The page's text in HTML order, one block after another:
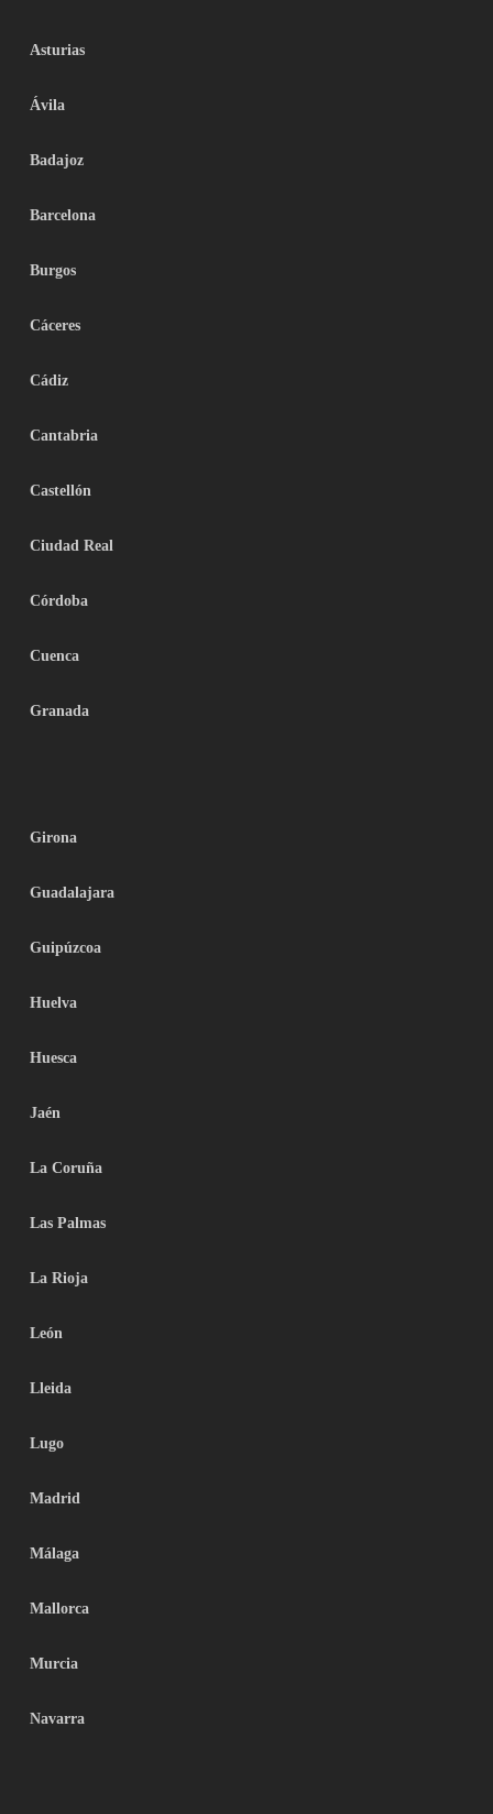
Asturias
Ávila
Badajoz
Barcelona
Burgos
Cáceres
Cádiz
Cantabria
Castellón
Ciudad Real
Córdoba
Cuenca
Granada
Girona
Guadalajara
Guipúzcoa
Huelva
Huesca
Jaén
La Coruña
Las Palmas
La Rioja
León
Lleida
Lugo
Madrid
Málaga
Mallorca
Murcia
Navarra